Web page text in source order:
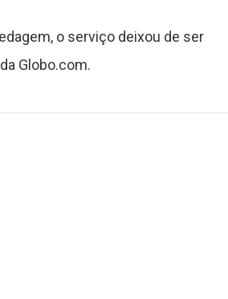
o serviço deixou de ser
Globo.com.